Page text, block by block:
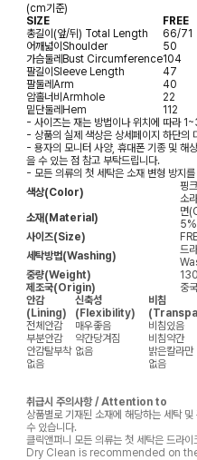
(cm기준)
SIZE
FREE
총길이(앞/뒤) Total Length
66/71
어깨넓이Shoulder
50
가슴둘레Bust Circumference104
팔길이Sleeve Length
47
팔둘레Arm
40
암홀너비Armhole
22
밑단둘레Hem
112
- 사이즈는 재는 방법이나 위치에 따라
- 상품의 실제 색상은 상세페이지 하단의
- 용자의 모니터 사양, 휴대폰 기종 및 해
을 수 있는 점 참고 부탁드립니다.
- 모든 의류의 첫 세탁은 소재 변형 방지
색상(Color)
핑
소
소재(Material)
면
5%
사이즈(Size)
세탁방법(Washing)
드
중량(Weight)
제조국(Origin)
중
안감
(Lining)
신축성
(Flexibility)
비침
전체안감
매우좋음 비침있음
부분안감
약간당겨짐 비침약간
안감탈부착 없음 밝은칼라만
없음
없음
취급시 주의사항 / Attention to
상품별로 기재된 소재에 해당하는 세탁
수 있습니다.
클릭앤퍼니 모든 의류는 첫 세탁은 드라이
Dry Clean is recommended on